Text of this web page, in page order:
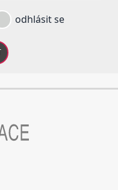
odhlásit se